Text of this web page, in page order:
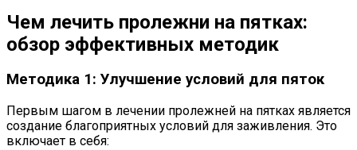
Чем лечить пролежни на пятках:
обзор эффективных методик
Методика 1: Улучшение условий для пяток
Первым шагом в лечении пролежней на пятках является
создание благоприятных условий для заживления. Это
включает в себя: